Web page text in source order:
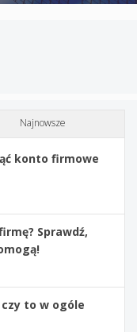
Najnowsze
konto firmowe
Sprawdź,
czy to w ogóle